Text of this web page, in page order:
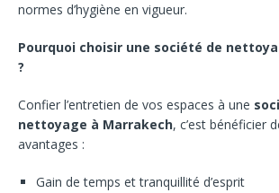
normes d’hygiène en vigueur.
Pourquoi choisir une société de
?
Confier l’entretien de vos espaces à une
nettoyage à Marrakech, c’est bénéficier
avantages :
Gain de temps et tranquillité d’esprit